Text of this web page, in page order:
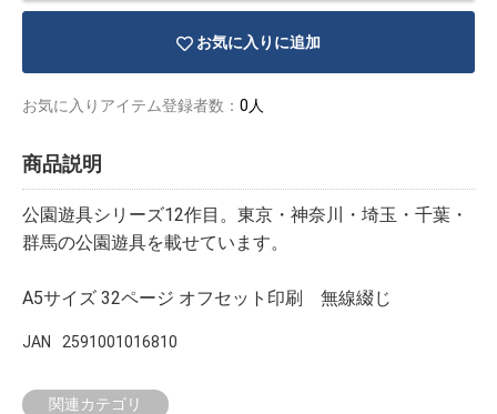
お気に入りに追加
お気に入りアイテム登録者数： 0人
商品説明
公園遊具シリーズ12作目。東京・神奈川・埼玉・千葉・
群馬の公園遊具を載せています。
A5サイズ 32ページ オフセット印刷 無線綴じ
JAN 2591001016810
関連カテゴリ
ーター
ッズ